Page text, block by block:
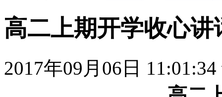
高二上期开学收心讲
2017年09月06日 11:01:34